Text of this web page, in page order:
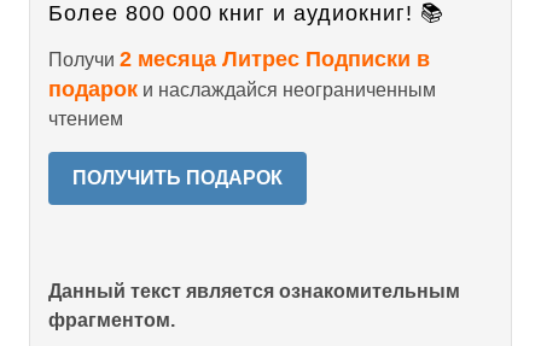
Более 800 000 книг и аудиокниг! 📚
Получи 2 месяца Литрес Подписки в
подарок и наслаждайся неограниченным
чтением
ПОЛУЧИТЬ ПОДАРОК
Данный текст является ознакомительным
фрагментом.